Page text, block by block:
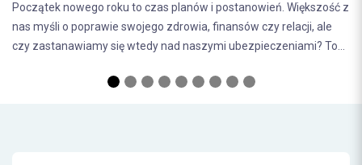
roku to czas planów i postanowień. Większość z
swojego zdrowia, finansów czy relacji, ale
się wtedy nad naszymi ubezpieczeniami? To...
nieprzewidzianymi
wyjaśnimy, jak...